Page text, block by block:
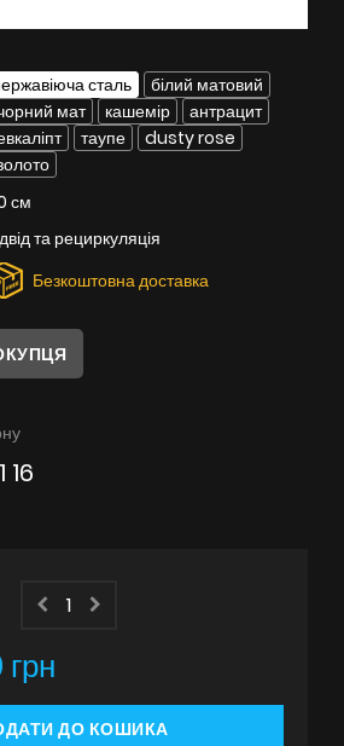
сталь
білий матовий
мат
кашемір
антрацит
таупе
dusty rose
см
та рециркуляція
Безкоштовна доставка
16
ДО КОШИКА